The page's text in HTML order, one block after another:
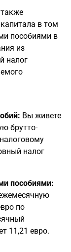
в том
пособиями в
из
налог
Вы живете
брутто-
налог
пособиями:
по
11,21 евро.